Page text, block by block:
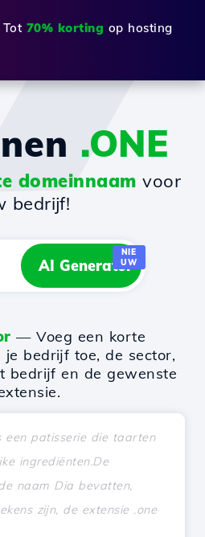
70% korting op hosting
.ONE
domeinnaam voor
bedrijf!
AI Generator
NIE
UW
— Voeg een korte
bedrijf toe, de sector,
bedrijf en de gewenste